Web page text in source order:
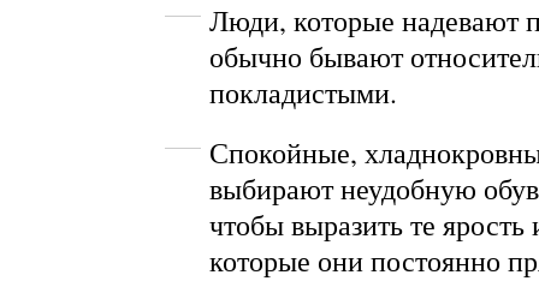
Люди, которые надевают
обычно бывают
покладистыми.
Спокойные,
выбирают неудобную
чтобы выразить те ярость
которые они постоянно